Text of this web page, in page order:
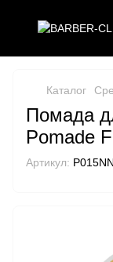
Каталог
Помада
Pomade
Артикул: P015NN